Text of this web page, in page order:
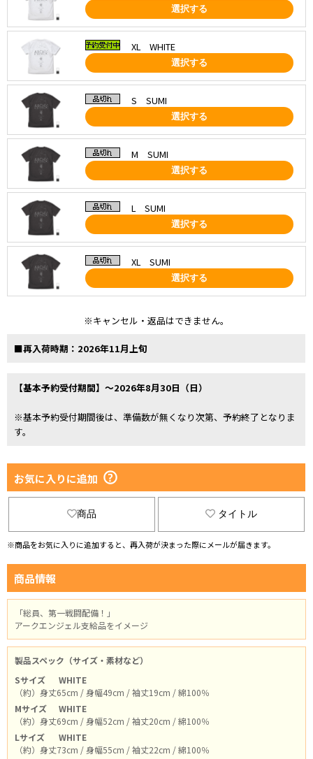
選択する
XL WHITE
選択する
S SUMI
選択する
M SUMI
選択する
L SUMI
選択する
XL SUMI
選択する
※キャンセル・返品はできません。
■再入荷時期：2026年11月上旬
【基本予約受付期間】～2026年8月30日（日）
※基本予約受付期間後は、準備数が無くなり次第、予約終了となりま
す。
お気に入りに追加
商品 タイトル
※商品をお気に入りに追加すると、再入荷が決まった際にメールが届きます。
商品情報
「総員、第一戦闘配備！」
アークエンジェル支給品をイメージ
製品スペック（サイズ・素材など）
Sサイズ
WHITE
（約）身丈65cm / 身幅49cm / 袖丈19cm / 綿100％
Mサイズ
WHITE
（約）身丈69cm / 身幅52cm / 袖丈20cm / 綿100％
Lサイズ
WHITE
（約）身丈73cm / 身幅55cm / 袖丈22cm / 綿100％